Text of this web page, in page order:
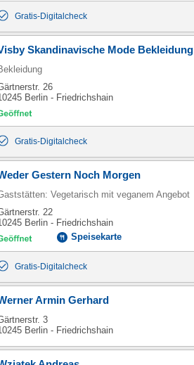
Gratis-Digitalcheck
Skandinavische Mode Bekleidung
26
Berlin - Friedrichshain
Gratis-Digitalcheck
Gestern Noch Morgen
Vegetarisch mit veganem Angebot
22
Berlin - Friedrichshain
Speisekarte
Gratis-Digitalcheck
Armin Gerhard
3
Berlin - Friedrichshain